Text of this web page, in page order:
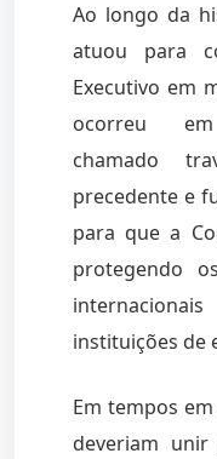
Ao longo da
atuou para
Executivo em
ocorreu
chamado
precedente e
para que a
protegendo
instituições de
Em tempos
deveriam unir